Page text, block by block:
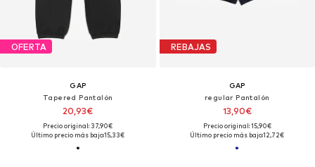
OFERTA
GAP
Tapered Pantalón
20,93€
Precio original: 37,90€
Último precio más bajo:15,33€
REBAJAS
GAP
regular Pantalón
13,90€
Precio original: 15,90€
Último precio más bajo:12,72€